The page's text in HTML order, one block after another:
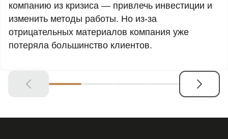
компанию из кризиса — привлечь инвестиции и
изменить методы работы. Но из-за
отрицательных материалов компания уже
потеряла большинство клиентов.